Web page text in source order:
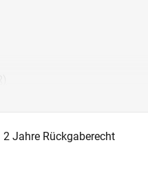
2 Jahre Rückgaberecht